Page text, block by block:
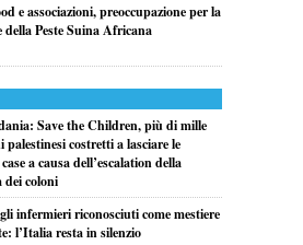
e associazioni, preoccupazione per la
della Peste Suina Africana
Save the Children, più di mille
palestinesi costretti a lasciare le
a causa dell’escalation della
dei coloni
infermieri riconosciuti come mestiere
l’Italia resta in silenzio